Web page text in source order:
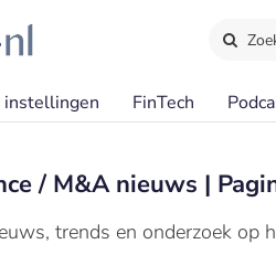
instellingen FinTech
/ M&A nieuws |
trends en onderzoek op